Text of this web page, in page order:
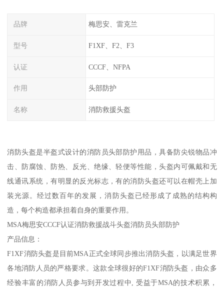
品牌 梅思安、雷克兰
型号 F1XF、F2、F3
认证 CCCF、NFPA
作用 头部防护
名称 消防救援头盔
消防头盔是半盔式设计的消防员头部防护用品，具备防尖锐物品冲
击、防腐蚀、防热、反光、绝缘、轻便等性能，头盔内可佩戴和无
线通讯系统，有明显的反光标志，有的消防头盔还可以在帽壳上加
装光源。经过数百年的发展，消防头盔已经形成了成熟的结构构
造，每个构造都承担着自身的重要作用。
MSA梅思安CCCF认证消防救援战斗头盔消防员头部防护
产品信息：
F1XF消防头盔是目前MSA正式全球同步推出消防头盔，以满足世界
各地消防人员的严格要求。这款全球很好的F1XF消防头盔，由众多
经验丰富的消防人员参与到开发过程中, 受益于MSA的技术积累，